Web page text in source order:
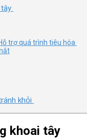
trợ quá trình tiêu hóa
khỏi
khoai tây